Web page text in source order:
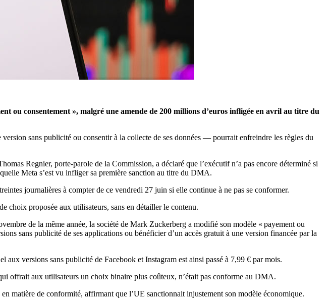
ou consentement », malgré une amende de 200 millions d’euros infligée en avril au titre du
sans publicité ou consentir à la collecte de ses données — pourrait enfreindre les règles du
Regnier, porte-parole de la Commission, a déclaré que l’exécutif n’a pas encore déterminé si
Meta s’est vu infliger sa première sanction au titre du DMA.
journalières à compter de ce vendredi 27 juin si elle continue à ne pas se conformer.
choix proposée aux utilisateurs, sans en détailler le contenu.
de la même année, la société de Mark Zuckerberg a modifié son modèle « payement ou
sans publicité de ses applications ou bénéficier d’un accès gratuit à une version financée par la
versions sans publicité de Facebook et Instagram est ainsi passé à 7,99 € par mois.
offrait aux utilisateurs un choix binaire plus coûteux, n’était pas conforme au DMA.
matière de conformité, affirmant que l’UE sanctionnait injustement son modèle économique.